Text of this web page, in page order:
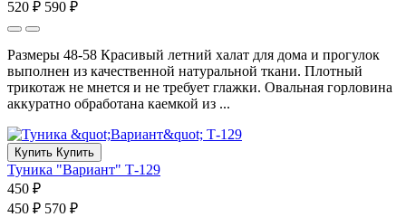
520 ₽ 590 ₽
Размеры 48-58 Красивый летний халат для дома и прогулок
выполнен из качественной натуральной ткани. Плотный
трикотаж не мнется и не требует глажки. Овальная горловина
аккуратно обработана каемкой из ...
Купить Купить
Туника "Вариант" Т-129
450 ₽
450 ₽ 570 ₽